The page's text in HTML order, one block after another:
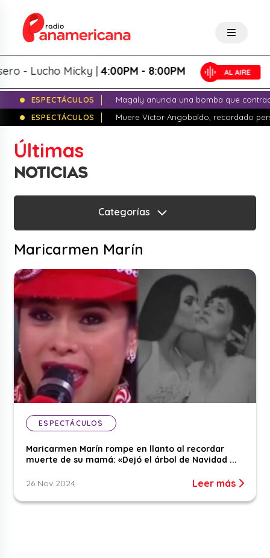
- Lucho Micky | 4:00PM - 8:00PM
ESPECTÁCULOS
Magaly anuncia una bomba que
ESPECTÁCULOS
Muere Víctor Angobaldo, recordado
Últimas
NOTICIAS
Categorías
Maricarmen Marín
ESPECTÁCULOS
Maricarmen Marín rompe en llanto al recordar
muerte de su mamá: «Dejó el árbol de Navidad ...
26 Nov 2024 Leer más